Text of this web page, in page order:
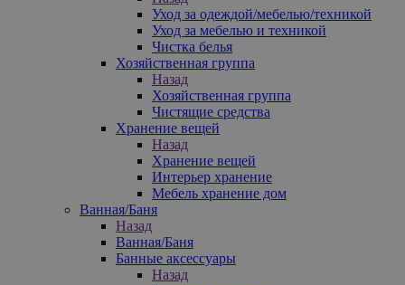
Уход за одеждой/мебелью/техникой
Уход за мебелью и техникой
Чистка белья
Хозяйственная группа
Назад
Хозяйственная группа
Чистящие средства
Хранение вещей
Назад
Хранение вещей
Интерьер хранение
Мебель хранение дом
Ванная/Баня
Назад
Ванная/Баня
Банные аксессуары
Назад